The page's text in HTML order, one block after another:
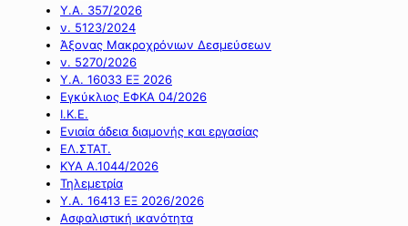
Υ.Α. 357/2026
ν. 5123/2024
Άξονας Μακροχρόνιων Δεσμεύσεων
ν. 5270/2026
Υ.Α. 16033 ΕΞ 2026
Εγκύκλιος ΕΦΚΑ 04/2026
Ι.Κ.Ε.
Ενιαία άδεια διαμονής και εργασίας
ΕΛ.ΣΤΑΤ.
ΚΥΑ Α.1044/2026
Τηλεμετρία
Υ.Α. 16413 ΕΞ 2026/2026
Ασφαλιστική ικανότητα